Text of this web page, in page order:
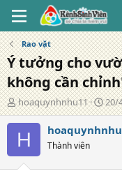
Rao vặt
Ý tưởng cho
không cần
T
á
c
g
ả
hoaquynhnhu11
N
g
à
20/
H Thành viên